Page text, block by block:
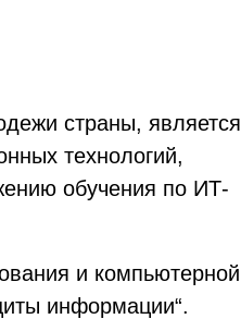
страны, является
технологий,
обучения по ИТ-
и компьютерной
информации“.